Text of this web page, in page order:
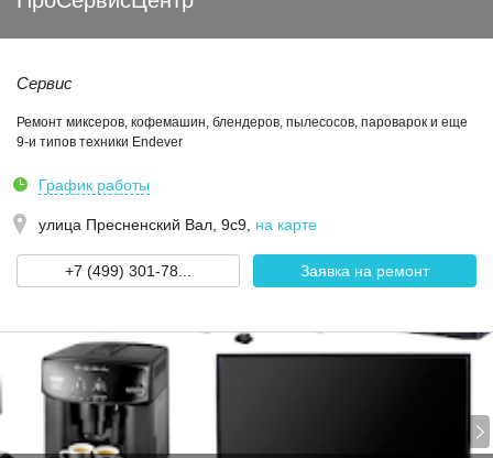
Сервис
Ремонт миксеров, кофемашин, блендеров, пылесосов, пароварок и еще
9-и типов техники Endever
График работы
улица Пресненский Вал, 9с9 на карте
+7 (499) 301-78... Заявка на ремонт